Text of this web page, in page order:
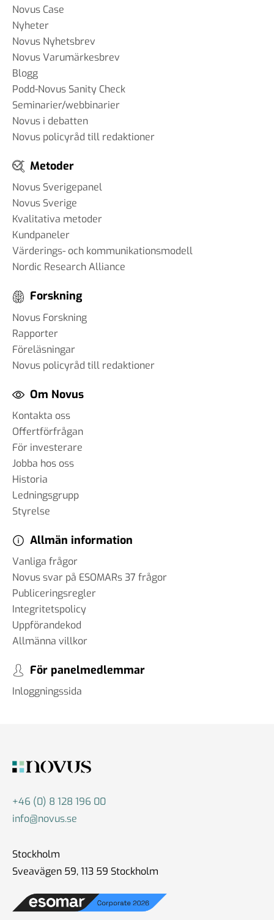
Novus Case
Nyheter
Novus Nyhetsbrev
Novus Varumärkesbrev
Blogg
Podd-Novus Sanity Check
Seminarier/webbinarier
Novus i debatten
Novus policyråd till redaktioner
Metoder
Novus Sverigepanel
Novus Sverige
Kvalitativa metoder
Kundpaneler
Värderings- och kommunikationsmodell
Nordic Research Alliance
Forskning
Novus Forskning
Rapporter
Föreläsningar
Novus policyråd till redaktioner
Om Novus
Kontakta oss
Offertförfrågan
För investerare
Jobba hos oss
Historia
Ledningsgrupp
Styrelse
Allmän information
Vanliga frågor
Novus svar på ESOMARs 37 frågor
Publiceringsregler
Integritetspolicy
Uppförandekod
Allmänna villkor
För panelmedlemmar
Inloggningssida
+46 (0) 8 128 196 00
info@novus.se
Stockholm
Sveavägen 59, 113 59 Stockholm